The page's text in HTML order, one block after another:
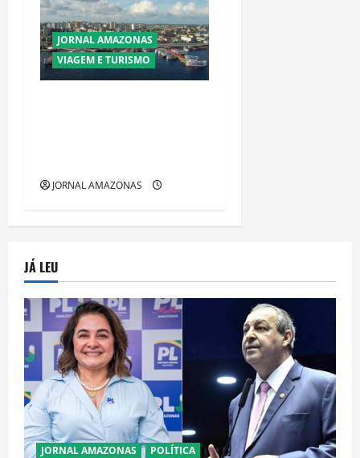
JORNAL AMAZONAS
VIAGEM E TURISMO
JORNAL AMAZONAS
JÁ LEU
JORNAL AMAZONAS POLÍTICA